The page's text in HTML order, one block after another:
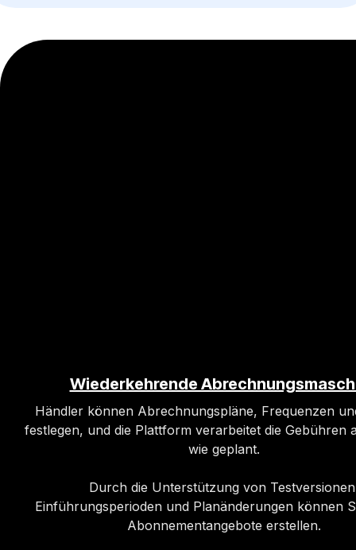
Wiederkehrende
Händler können Abrechnungspläne, Frequenzen
festlegen, und die Plattform verarbeitet die Gebühren
wie geplant.
Durch die Unterstützung von
Einführungsperioden und Planänderungen können
Abonnementangebote erstellen.